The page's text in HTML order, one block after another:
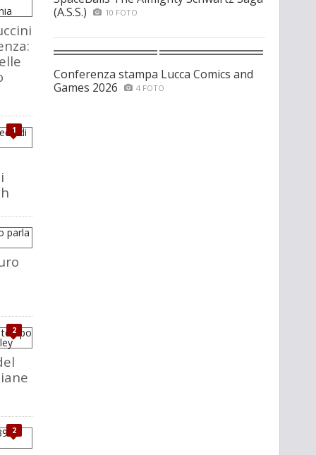
1
2
2
(A.S.S.)
10 FOTO
Conferenza stampa Lucca Comics and
Games 2026
4 FOTO